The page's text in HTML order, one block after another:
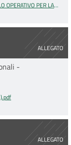
OPERATIVO PER LA
ALLEGATO
(1).pdf
-
ALLEGATO
Guida